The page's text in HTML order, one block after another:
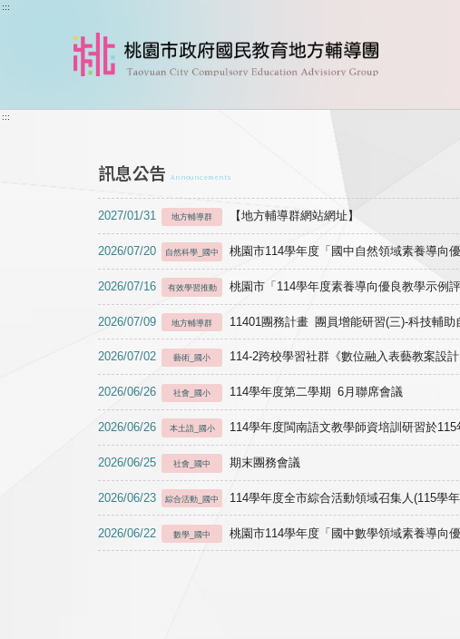
跳到主要內容
:::
:::
訊息公告 Announcements
2027/01/31 地方輔導群 【地方輔導群網站網址】
2026/07/20 自然科學_國中 桃園市114學年度「國中自然領域素養導向
2026/07/16 有效學習推動 桃園市「114學年度素養導向優良教學示例
2026/07/09 地方輔導群 11401團務計畫 團員增能研習(三)-科技輔
2026/07/02 藝術_國小 114-2跨校學習社群《數位融入表藝教案設
2026/06/26 社會_國小 114學年度第二學期 6月聯席會議
2026/06/26 本土語_國小 114學年度閩南語文教學師資培訓研習於
2026/06/25 社會_國中 期末團務會議
2026/06/23 綜合活動_國中 114學年度全市綜合活動領域召集人(115學
2026/06/22 數學_國中 桃園市114學年度「國中數學領域素養導向